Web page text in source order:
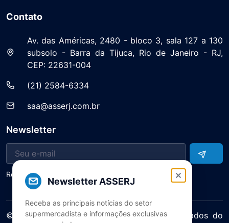
Newsletter ASSERJ
Receba as principais notícias do setor
supermercadista e informações exclusivas
Contato
Av. das Américas, 2480 - bloco 3, sala 127 a 130
subsolo - Barra da Tijuca, Rio de Janeiro - RJ,
CEP: 22631-004
(21) 2584-6334
saa@asserj.com.br
Newsletter
Receba notícias e atualizações do setor
© 2025 ASERJ – Associação de Supermercados do